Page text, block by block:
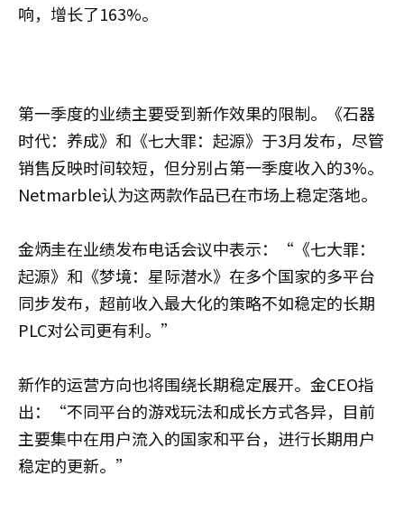
响，增长了163%。
第一季度的业绩主要受到新作效果的限制。《石器
时代：养成》和《七大罪：起源》于3月发布，尽管
销售反映时间较短，但分别占第一季度收入的3%。
Netmarble认为这两款作品已在市场上稳定落地。
金炳圭在业绩发布电话会议中表示：“《七大罪：
起源》和《梦境：星际潜水》在多个国家的多平台
同步发布，超前收入最大化的策略不如稳定的长期
PLC对公司更有利。”
新作的运营方向也将围绕长期稳定展开。金CEO指
出：“不同平台的游戏玩法和成长方式各异，目前
主要集中在用户流入的国家和平台，进行长期用户
稳定的更新。”